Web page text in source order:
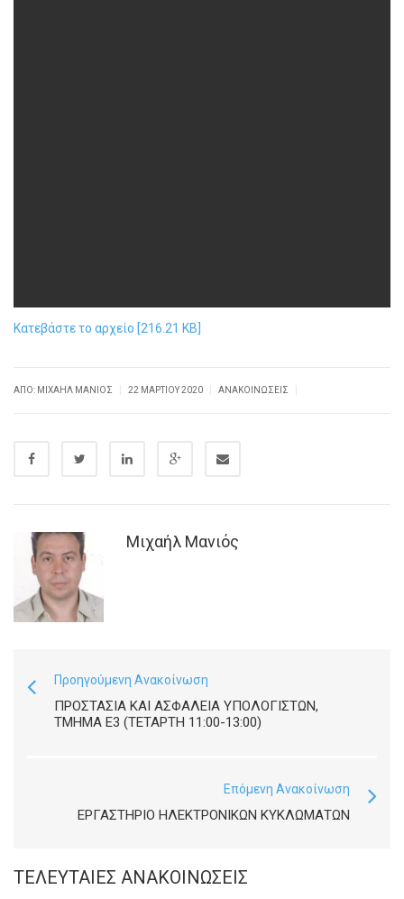
Κατεβάστε το αρχείο [216.21 KB]
ΑΠΌ: ΜΙΧΑΉΛ ΜΑΝΙΌΣ 22 ΜΑΡΤΊΟΥ 2020 ΑΝΑΚΟΙΝΏΣΕΙΣ
Μιχαήλ Μανιός
Προηγούμενη Ανακοίνωση
ΠΡΟΣΤΑΣΊΑ ΚΑΙ ΑΣΦΆΛΕΙΑ ΥΠΟΛΟΓΙΣΤΏΝ,
ΤΜΉΜΑ Ε3 (ΤΕΤΆΡΤΗ 11:00-13:00)
Επόμενη Ανακοίνωση
ΕΡΓΑΣΤΉΡΙΟ ΗΛΕΚΤΡΟΝΙΚΏΝ ΚΥΚΛΩΜΆΤΩΝ
ΤΕΛΕΥΤΑΊΕΣ ΑΝΑΚΟΙΝΏΣΕΙΣ